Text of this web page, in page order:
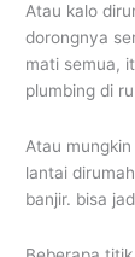
Atau kalo
dorongnya
mati semua,
plumbing di
Atau
lantai
banjir. bisa